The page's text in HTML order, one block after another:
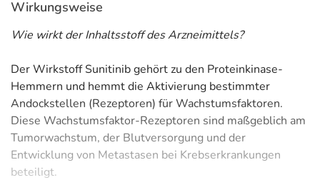
Wirkungsweise
Wie wirkt der Inhaltsstoff des Arzneimittels?
Der Wirkstoff Sunitinib gehört zu den Proteinkinase-
Hemmern und hemmt die Aktivierung bestimmter
Andockstellen (Rezeptoren) für Wachstumsfaktoren.
Diese Wachstumsfaktor-Rezeptoren sind maßgeblich am
Tumorwachstum, der Blutversorgung und der
Entwicklung von Metastasen bei Krebserkrankungen
beteiligt.